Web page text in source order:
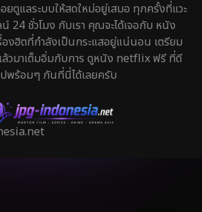
ดูแลระบบให้สดใหม่อยู่เสมอ ทุกครั้งที่แวะ
24 ชั่วโมง กับเรา คุณจะได้เจอกับ หนัง
งฮิตที่กำลังเป็นกระแสอยู่แน่นอน เตรียม
วมาเต็มอิ่มกับการ ดูหนัง netflix ฟรี ที่ดี
พร้อมๆ กันที่นี่ได้เลยครับ